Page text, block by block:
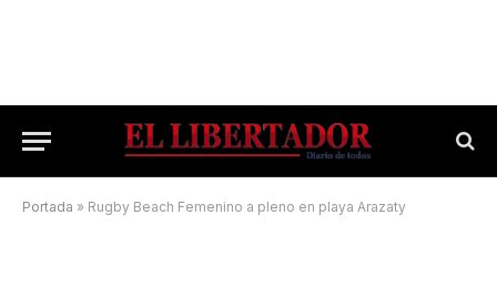
Portada » Rugby Beach Femenino a pleno en playa Arazaty